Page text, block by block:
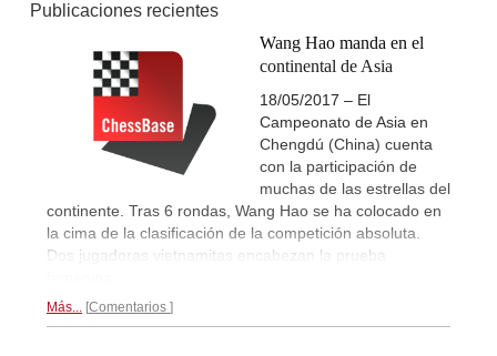
Publicaciones recientes
Wang Hao manda en el
continental de Asia
18/05/2017 – El
Campeonato de Asia en
Chengdú (China) cuenta
con la participación de
muchas de las estrellas del
continente. Tras 6 rondas, Wang Hao se ha colocado en
la cima de la clasificación de la competición absoluta.
Dos jugadoras vietnamitas encabezan la prueba
Más... Comentarios